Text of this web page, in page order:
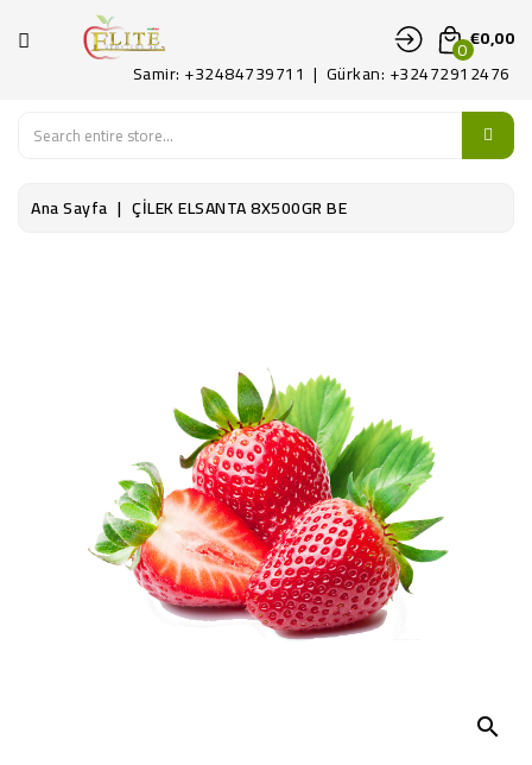
KATEGORI
SAYFA
0€0,00
Samir: +32484739711 | Gürkan: +32472912476
Ana Sayfa ÇİLEK ELSANTA 8X500GR BE
search